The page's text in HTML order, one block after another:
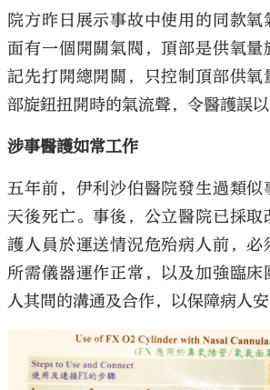
院方昨日展示事故中使用的同款氧
面有一個開關氣閥，頂部是供氧量
記先打開總開關，只控制頂部供氧
部旋鈕扭開時的氣流聲，令醫護誤以
涉事醫護如常工作
五年前，伊利沙伯醫院發生過類似
天後死亡。事後，公立醫院已採取
護人員於運送情況危殆病人前，必
所需儀器運作正常，以及加強臨床
人其間的溝通及合作，以保障病人安